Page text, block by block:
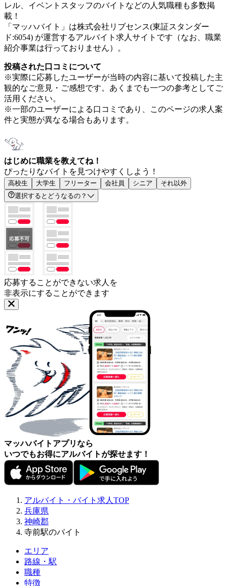
レル、イベントスタッフのバイトなどの人気職種も多数掲
載！
「マッハバイト」は株式会社リブセンス(東証スタンダー
ド:6054) が運営するアルバイト求人サイトです（なお、職業
紹介事業は行っておりません）。
投稿された口コミについて
※実際に応募したユーザーが当時の内容に基いて投稿した主
観的なご意見・ご感想です。あくまでも一つの参考としてご
活用ください。
※一部のユーザーによる口コミであり、このページの求人案
件と実態が異なる場合もあります。
はじめに職業を教えてね！
ぴったりなバイトを見つけやすくしよう！
高校生 大学生 フリーター 会社員 シニア
それ以外
選択するとどうなるの？
応募することができない求人を
非表示にすることができます
マッハバイトアプリなら
いつでもお得にアルバイトが探せます！
アルバイト・バイト求人TOP
兵庫県
神崎郡
寺前駅のバイト
エリア
路線・駅
職種
特徴